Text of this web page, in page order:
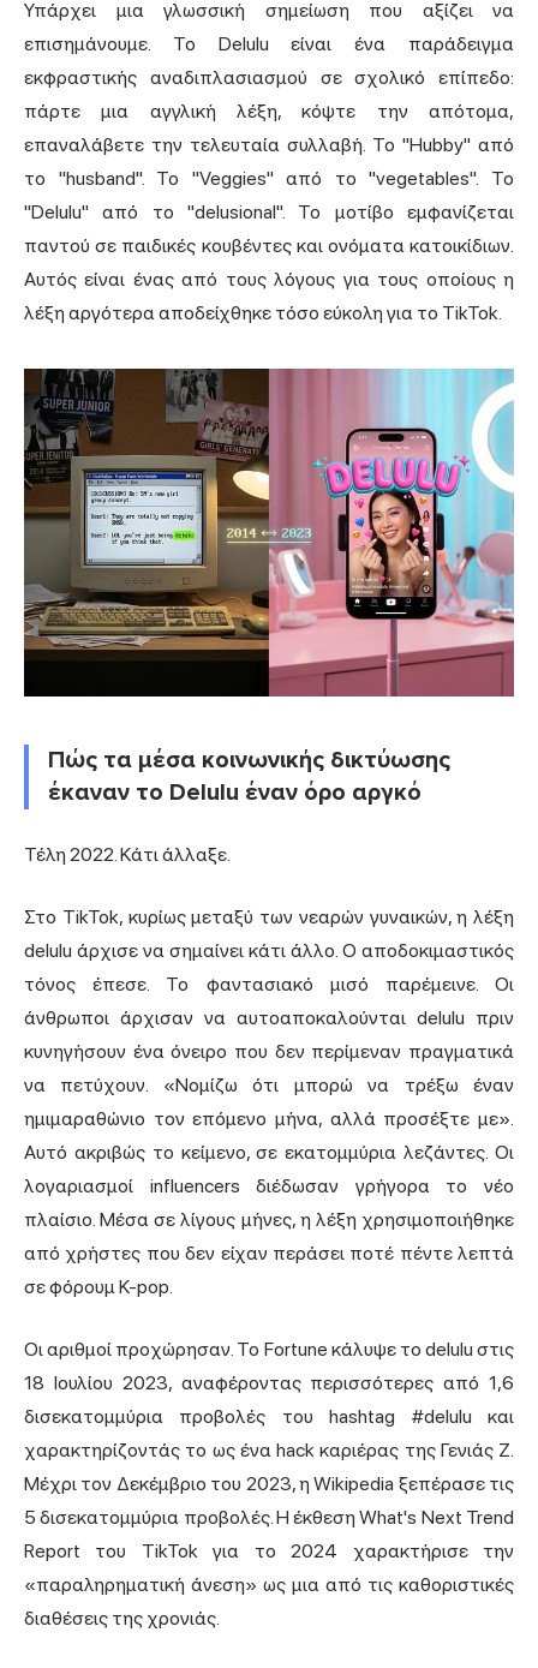
Υπάρχει μια γλωσσική σημείωση που αξίζει να
επισημάνουμε. Το Delulu είναι ένα παράδειγμα
εκφραστικής αναδιπλασιασμού σε σχολικό επίπεδο:
πάρτε μια αγγλική λέξη, κόψτε την απότομα,
επαναλάβετε την τελευταία συλλαβή. Το "Hubby" από
το "husband". Το "Veggies" από το "vegetables". Το
"Delulu" από το "delusional". Το μοτίβο εμφανίζεται
παντού σε παιδικές κουβέντες και ονόματα κατοικίδιων.
Αυτός είναι ένας από τους λόγους για τους οποίους η
λέξη αργότερα αποδείχθηκε τόσο εύκολη για το TikTok.
Πώς τα μέσα κοινωνικής δικτύωσης
έκαναν το Delulu έναν όρο αργκό
Τέλη 2022. Κάτι άλλαξε.
Στο TikTok, κυρίως μεταξύ των νεαρών γυναικών, η λέξη
delulu άρχισε να σημαίνει κάτι άλλο. Ο αποδοκιμαστικός
τόνος έπεσε. Το φαντασιακό μισό παρέμεινε. Οι
άνθρωποι άρχισαν να αυτοαποκαλούνται delulu πριν
κυνηγήσουν ένα όνειρο που δεν περίμεναν πραγματικά
να πετύχουν. «Νομίζω ότι μπορώ να τρέξω έναν
ημιμαραθώνιο τον επόμενο μήνα, αλλά προσέξτε με».
Αυτό ακριβώς το κείμενο, σε εκατομμύρια λεζάντες. Οι
λογαριασμοί influencers διέδωσαν γρήγορα το νέο
πλαίσιο. Μέσα σε λίγους μήνες, η λέξη χρησιμοποιήθηκε
από χρήστες που δεν είχαν περάσει ποτέ πέντε λεπτά
σε φόρουμ K-pop.
Οι αριθμοί προχώρησαν. Το Fortune κάλυψε το delulu στις
18 Ιουλίου 2023, αναφέροντας περισσότερες από 1,6
δισεκατομμύρια προβολές του hashtag #delulu και
χαρακτηρίζοντάς το ως ένα hack καριέρας της Γενιάς Z.
Μέχρι τον Δεκέμβριο του 2023, η Wikipedia ξεπέρασε τις
5 δισεκατομμύρια προβολές. Η έκθεση What's Next Trend
Report του TikTok για το 2024 χαρακτήρισε την
«παραληρηματική άνεση» ως μια από τις καθοριστικές
διαθέσεις της χρονιάς.